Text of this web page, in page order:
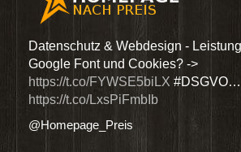
Datenschutz & Webdesign -
Google Font und Cookies? ->
https://t.co/FYWSE5biLX #DSGVO…
https://t.co/LxsPiFmbIb
@Homepage_Preis